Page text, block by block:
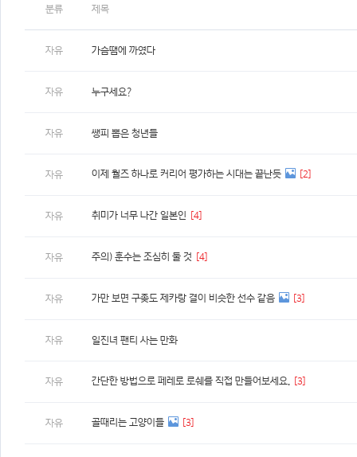
분류 제목
자유 가슴땜에 까였다
자유 누구세요?
자유 쌩피 뽑은 청년들
자유 이제 월즈 하나로 커리어 평가하는 시대는 끝난듯 [2]
자유 취미가 너무 나간 일본인 [4]
자유 주의) 훈수는 조심히 둘 것 [4]
자유 가만 보면 구좆도 제카랑 결이 비슷한 선수 같음 [3]
자유 일진녀 팬티 사는 만화
자유 간단한 방법으로 페레로 로쉐를 직접 만들어보세요. [3]
자유 골때리는 고양이들 [3]